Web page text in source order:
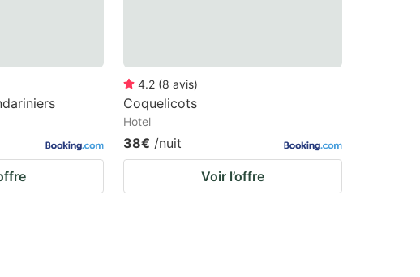
4.2 (8 avis)
Coquelicots
Hotel
38€ /nuit
Voir l’offre